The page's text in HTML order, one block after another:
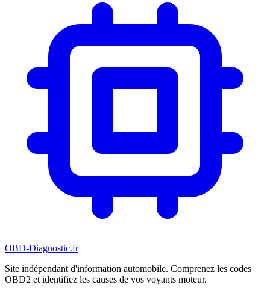
OBD-Diagnostic.fr
Site indépendant d'information automobile. Comprenez les codes
OBD2 et identifiez les causes de vos voyants moteur.